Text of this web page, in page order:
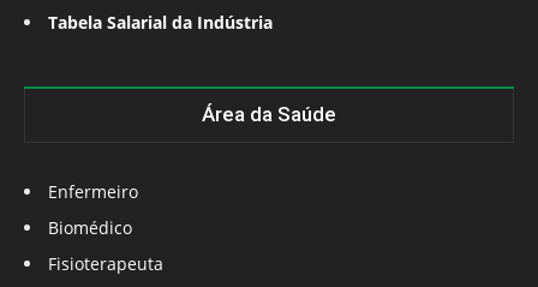
Tabela Salarial da Indústria
Área da Saúde
Enfermeiro
Biomédico
Fisioterapeuta